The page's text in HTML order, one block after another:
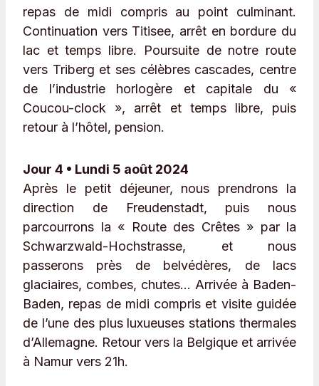
repas de midi compris au point culminant.
Continuation vers Titisee, arrêt en bordure du
lac et temps libre. Poursuite de notre route
vers Triberg et ses célèbres cascades, centre
de l’industrie horlogère et capitale du «
Coucou-clock », arrêt et temps libre, puis
retour à l’hôtel, pension.
Jour 4 • Lundi 5 août 2024
Après le petit déjeuner, nous prendrons la
direction de Freudenstadt, puis nous
parcourrons la « Route des Crêtes » par la
Schwarzwald-Hochstrasse, et nous
passerons près de belvédères, de lacs
glaciaires, combes, chutes… Arrivée à Baden-
Baden, repas de midi compris et visite guidée
de l’une des plus luxueuses stations thermales
d’Allemagne. Retour vers la Belgique et arrivée
à Namur vers 21h.